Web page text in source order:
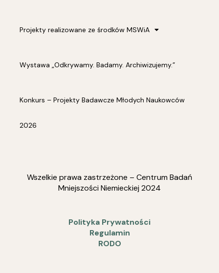
Projekty realizowane ze środków MSWiA
Wystawa „Odkrywamy. Badamy. Archiwizujemy.”
Konkurs – Projekty Badawcze Młodych Naukowców
2026
Wszelkie prawa zastrzeżone – Centrum Badań
Mniejszości Niemieckiej 2024
Polityka Prywatności
Regulamin
RODO